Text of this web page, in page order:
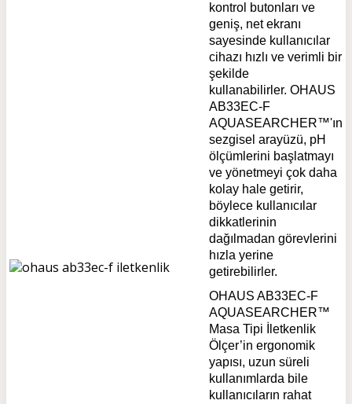
kontrol butonları ve
geniş, net ekranı
sayesinde kullanıcılar
cihazı hızlı ve verimli bir
şekilde
kullanabilirler. OHAUS
AB33EC-F
AQUASEARCHER™'ın
sezgisel arayüzü, pH
ölçümlerini başlatmayı
ve yönetmeyi çok daha
kolay hale getirir,
böylece kullanıcılar
dikkatlerinin
dağılmadan görevlerini
hızla yerine
getirebilirler.
OHAUS AB33EC-F
AQUASEARCHER™
Masa Tipi İletkenlik
Ölçer’in ergonomik
yapısı, uzun süreli
kullanımlarda bile
kullanıcıların rahat